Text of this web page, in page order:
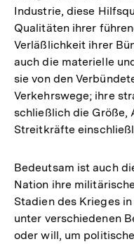
Industrie, diese
Qualitäten ihrer
Verläßlichkeit ihrer
auch die materielle
sie von den
Verkehrswege; ihre
schließlich die Größe,
Streitkräfte
Bedeutsam ist auch
Nation ihre
Stadien des Krieges
unter verschiedenen
oder will, um